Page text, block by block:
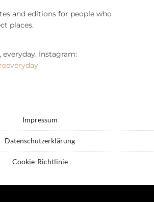
and editions for people who
places.
everyday. Instagram:
Impressum
Datenschutzerklärung
Cookie-Richtlinie